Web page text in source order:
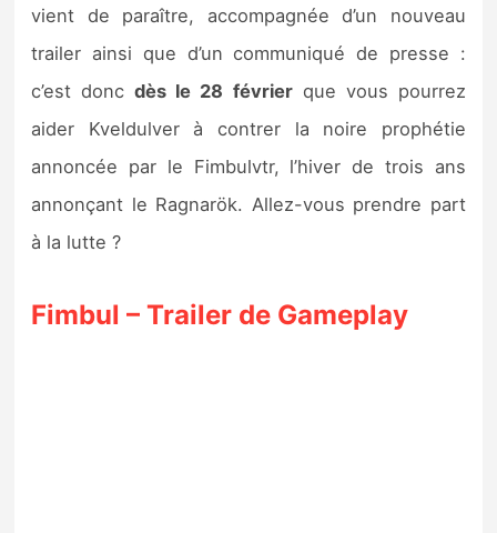
Sorties de jeux
Bons plans
Guides
vient de paraître, accompagnée d’un nouveau
trailer ainsi que d’un communiqué de presse :
c’est doncdès le 28 févrierque vous pourrez
aider Kveldulver à contrer la noire prophétie
annoncée par le Fimbulvtr, l’hiver de trois ans
annonçant le Ragnarök. Allez-vous prendre part
à la lutte ?
Fimbul – Trailer de Gameplay